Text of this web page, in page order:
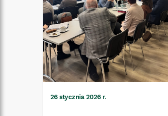
26 stycznia 2026 r.